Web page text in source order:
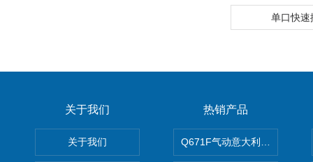
单口快速
关于我们
关于我们
热销产品
Q671F气动意大利式薄型球阀